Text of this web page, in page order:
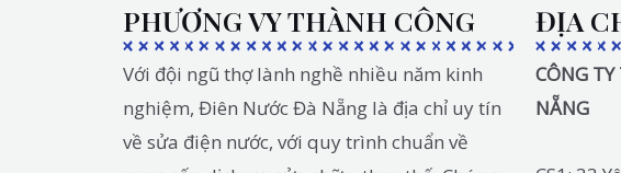
PHƯƠNG VY THÀNH CÔNG
Với đội ngũ thợ lành nghề nhiều năm kinh
nghiệm, Điên Nước Đà Nẵng là địa chỉ uy tín
về sửa điện nước, với quy trình chuẩn về
ĐỊA
CÔNG
NẴNG